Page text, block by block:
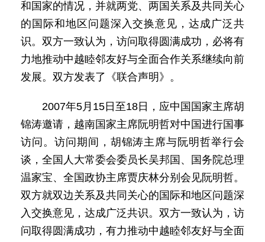
和国家的情况，并就两党、两国关系及共同关心
的国际和地区问题深入交换意见，达成广泛共
识。双方一致认为，访问取得圆满成功，必将有
力地推动中越睦邻友好与全面合作关系继续向前
发展。双方发表了《联合声明》。
2007年5月15日至18日，应中国国家主席胡
锦涛邀请，越南国家主席阮明哲对中国进行国事
访问。访问期间，胡锦涛主席与阮明哲举行会
谈，全国人大常委会委员长吴邦国、国务院总理
温家宝、全国政协主席贾庆林分别会见阮明哲。
双方就双边关系及共同关心的国际和地区问题深
入交换意见，达成广泛共识。双方一致认为，访
问取得圆满成功，有力推动中越睦邻友好与全面